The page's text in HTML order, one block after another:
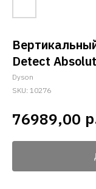
Detect
Dyson
SKU: 10276
76989,00